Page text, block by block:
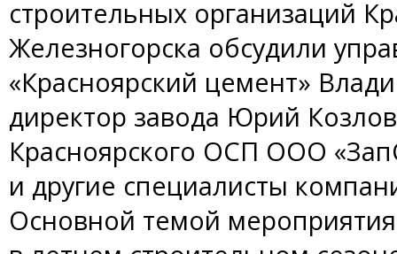
строительных организаций
Железногорска обсудили
«Красноярский цемент»
директор завода Юрий
Красноярского ОСП ООО
и другие специалисты
Основной темой